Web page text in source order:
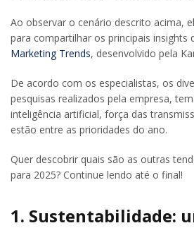
Ao observar o cenário descrito acima,
para compartilhar os principais insights
Marketing Trends, desenvolvido pela
De acordo com os especialistas, os
pesquisas realizados pela empresa,
inteligência artificial, força das
estão entre as prioridades do ano.
Quer descobrir quais são as outras
para 2025? Continue lendo até o final!
1. Sustentabilidade: